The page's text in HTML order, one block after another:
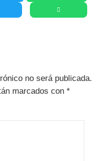
no será publicada.
marcados con *